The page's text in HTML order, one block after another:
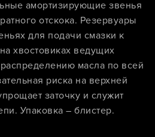
амортизирующие звенья
отскока. Резервуары
для подачи смазки к
хвостовиках ведущих
масла по всей
риска на верхней
заточку и служит
Упаковка – блистер.